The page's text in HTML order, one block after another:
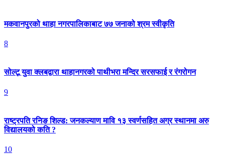
मकवानपुरको थाहा नगरपालिकाबाट ७७ जनाको श्रम स्वीकृति
8
सोल्टू युवा क्लबद्वारा थाहानगरको पाथीभरा मन्दिर सरसफाई र रंगरोगन
9
राष्ट्रपति रनिङ शिल्ड: जनकल्याण मावि १३ स्वर्णसहित अग्र स्थानमा अरु
विद्यालयको कति ?
10